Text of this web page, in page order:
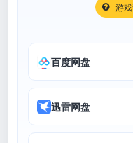
游
百度网盘
迅雷网盘